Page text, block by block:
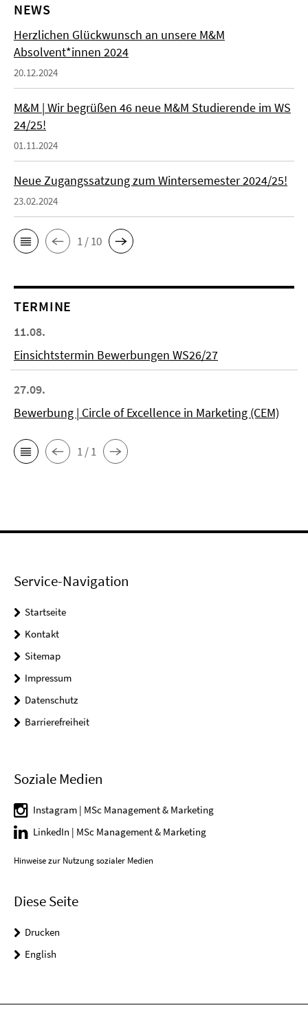
NEWS
Herzlichen Glückwunsch an unsere M&M
Absolvent*innen 2024
20.12.2024
M&M | Wir begrüßen 46 neue M&M Studierende im WS
24/25!
01.11.2024
Neue Zugangssatzung zum Wintersemester 2024/25!
23.02.2024
1 / 10
TERMINE
11.08.
Einsichtstermin Bewerbungen WS26/27
27.09.
Bewerbung | Circle of Excellence in Marketing (CEM)
1 / 1
Service-Navigation
Startseite
Kontakt
Sitemap
Impressum
Datenschutz
Barrierefreiheit
Soziale Medien
Instagram | MSc Management & Marketing
LinkedIn | MSc Management & Marketing
Hinweise zur Nutzung sozialer Medien
Diese Seite
Drucken
English